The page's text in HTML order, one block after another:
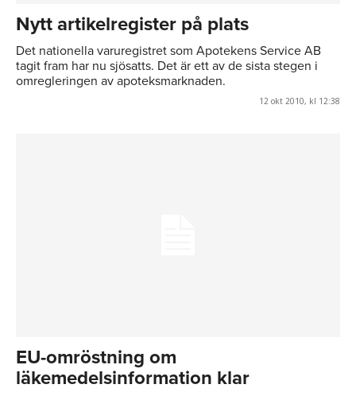
Nytt artikelregister på plats
Det nationella varuregistret som Apotekens Service AB
tagit fram har nu sjösatts. Det är ett av de sista stegen i
omregleringen av apoteksmarknaden.
12 okt 2010, kl 12:38
EU-omröstning om
läkemedelsinformation klar